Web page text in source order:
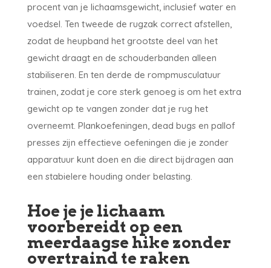
procent van je lichaamsgewicht, inclusief water en
voedsel. Ten tweede de rugzak correct afstellen,
zodat de heupband het grootste deel van het
gewicht draagt en de schouderbanden alleen
stabiliseren. En ten derde de rompmusculatuur
trainen, zodat je core sterk genoeg is om het extra
gewicht op te vangen zonder dat je rug het
overneemt. Plankoefeningen, dead bugs en pallof
presses zijn effectieve oefeningen die je zonder
apparatuur kunt doen en die direct bijdragen aan
een stabielere houding onder belasting.
Hoe je je lichaam
voorbereidt op een
meerdaagse hike zonder
overtraind te raken